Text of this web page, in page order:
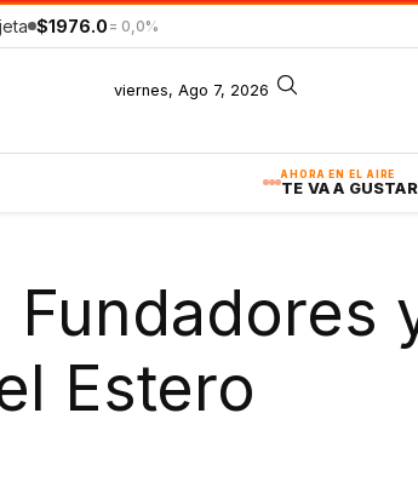
$1976.0 = 0,0%
viernes, Ago 7, 2026
AHORA EN EL AIRE
TE VA A GUSTAR
Estero